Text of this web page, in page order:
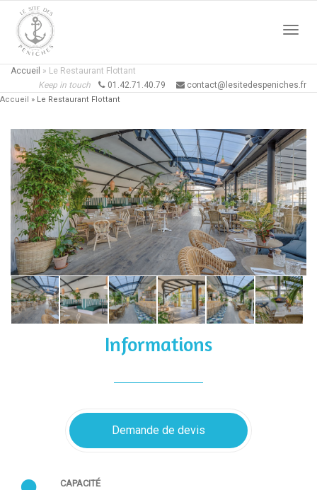
Accueil » Le Restaurant Flottant
Keep in touch
01.42.71.40.79 contact@lesitedespeniches.fr
Accueil » Le Restaurant Flottant
Informations
Demande de devis
CAPACITÉ